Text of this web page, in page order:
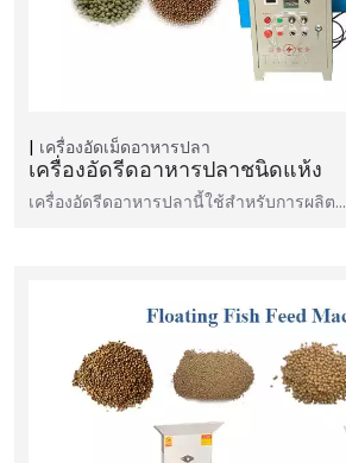
เครื่องอัดเม็ดอาหารปลา
เครื่องอัดรีดอาหารปลาชนิดแห้ง
เครื่องอัดรีดอาหารปลานี้ใช้สำหรับการผลิต...